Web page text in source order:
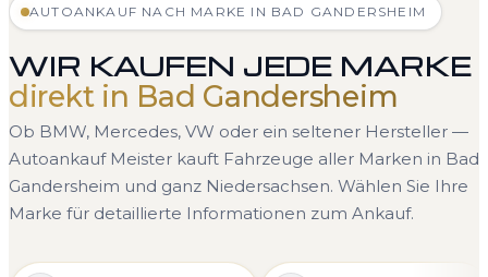
AUTOANKAUF NACH MARKE IN BAD GANDERSHEIM
WIR KAUFEN JEDE MARKE
direkt in Bad Gandersheim
Ob BMW, Mercedes, VW oder ein seltener Hersteller —
Autoankauf Meister kauft Fahrzeuge aller Marken in Bad
Gandersheim und ganz Niedersachsen. Wählen Sie Ihre
Marke für detaillierte Informationen zum Ankauf.